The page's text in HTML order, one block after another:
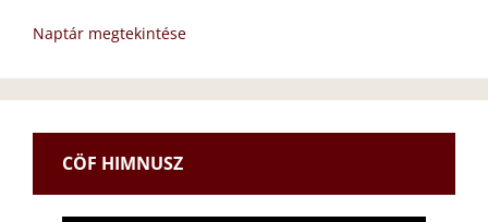
Naptár megtekintése
CÖF HIMNUSZ